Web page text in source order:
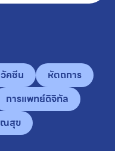
วัคซีน
หัตถการ
การแพทย์ดิจิทัล
ณสุข